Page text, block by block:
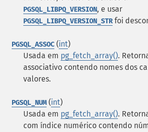
PGSQL_LIBPQ_VERSION, e usar
PGSQL_LIBPQ_VERSION_STRfoi
PGSQL_ASSOC (int)
Usada em pg_fetch_array().
associativo contendo nomes dos
valores.
PGSQL_NUM(int)
Usada em pg_fetch_array().
com índice numérico contendo